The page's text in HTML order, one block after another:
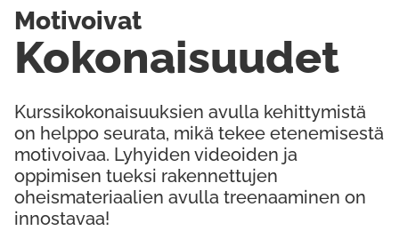
Kurssikokonaisuuksien avulla kehittymistä
on helppo seurata, mikä tekee etenemisestä
motivoivaa. Lyhyiden videoiden ja
oppimisen tueksi rakennettujen
oheismateriaalien avulla treenaaminen on
innostavaa!
Kokonaisuudet
Motivoivat